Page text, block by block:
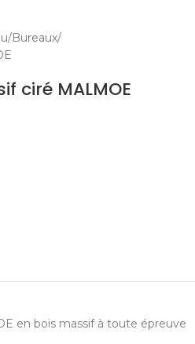
Bureaux
ciré MALMOE
en bois massif à toute épreuve